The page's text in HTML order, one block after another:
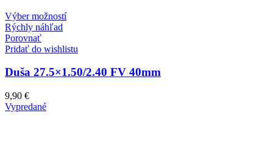
Výber možnostíTento
viacero
Možnosti
Rýchly náhľad
Porovnať
Pridať do wishlistu
Duša 27.5×1.50/2.40 FV 40mm
9,90 €
Vypredané